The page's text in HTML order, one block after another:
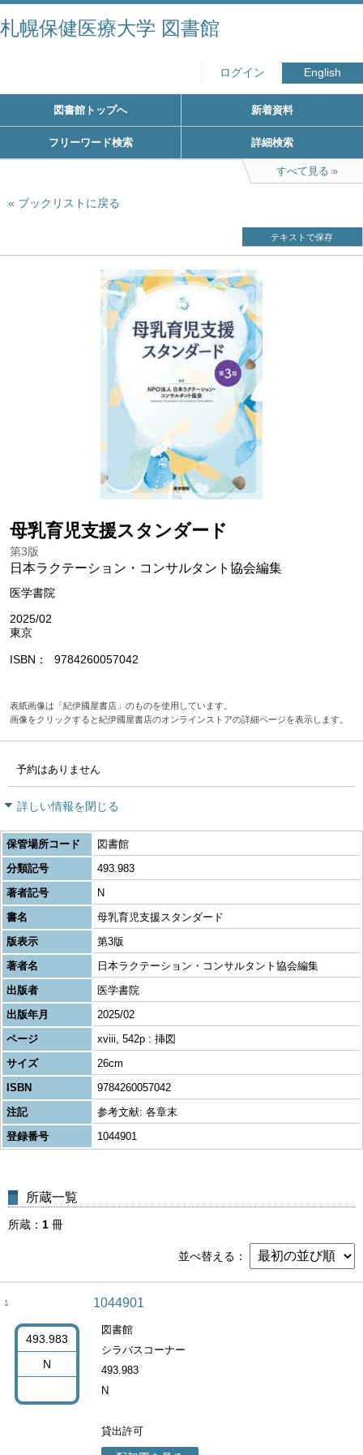
札幌保健医療大学 図書館
ログイン English
図書館トップへ 新着資料
フリーワード検索 詳細検索
すべて見る
ブックリストに戻る
テキストで保存
母乳育児支援スタンダード
第3版
日本ラクテーション・コンサルタント協会編集
医学書院
2025/02
東京
ISBN 9784260057042
表紙画像は「紀伊國屋書店」のものを使用しています。
画像をクリックすると紀伊國屋書店のオンラインストアの詳細ページを表示します。
予約はありません
詳しい情報を閉じる
保管場所コード
図書館
分類記号
493.983
著者記号
N
書名
母乳育児支援スタンダード
版表示
第3版
著者名
日本ラクテーション・コンサルタント協会編集
出版者
医学書院
出版年月
2025/02
ページ
xviii, 542p : 挿図
サイズ
26cm
ISBN
9784260057042
注記
参考文献: 各章末
登録番号
1044901
所蔵一覧
所蔵 1 冊
並べ替える
1
493.983
N
1044901
図書館
シラバスコーナー
493.983
N
貸出許可